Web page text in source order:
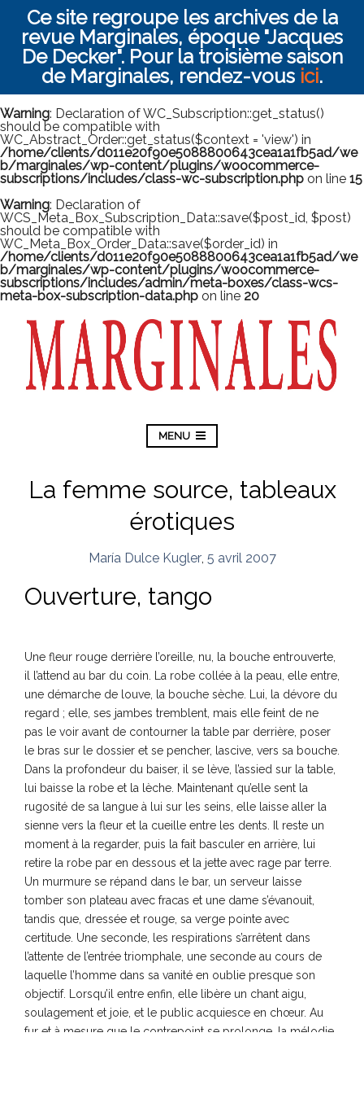
Ce site regroupe les archives de la
revue Marginales, époque "Jacques
De Decker". Pour la troisième saison
de Marginales, rendez-vous ici.
Warning: Declaration of WC_Subscription::get_status()
should be compatible with
WC_Abstract_Order::get_status($context = 'view') in
/home/clients/d011e20f90e5088800643cea1a1fb5ad/we
b/marginales/wp-content/plugins/woocommerce-
subscriptions/includes/class-wc-subscription.php on line 15
Warning: Declaration of
WCS_Meta_Box_Subscription_Data::save($post_id, $post)
should be compatible with
WC_Meta_Box_Order_Data::save($order_id) in
/home/clients/d011e20f90e5088800643cea1a1fb5ad/we
b/marginales/wp-content/plugins/woocommerce-
subscriptions/includes/admin/meta-boxes/class-wcs-
meta-box-subscription-data.php on line 20
MENU
La femme source, tableaux
érotiques
María Dulce Kugler, 5 avril 2007
Ouverture, tango
Une fleur rouge derrière l’oreille, nu, la bouche entrouverte,
il l’attend au bar du coin. La robe collée à la peau, elle entre,
une démarche de louve, la bouche sèche. Lui, la dévore du
regard ; elle, ses jambes tremblent, mais elle feint de ne
pas le voir avant de contourner la table par derrière, poser
le bras sur le dossier et se pencher, lascive, vers sa bouche.
Dans la profondeur du baiser, il se lève, l’assied sur la table,
lui baisse la robe et la lèche. Maintenant qu’elle sent la
rugosité de sa langue à lui sur les seins, elle laisse aller la
sienne vers la fleur et la cueille entre les dents. Il reste un
moment à la regarder, puis la fait basculer en arrière, lui
retire la robe par en dessous et la jette avec rage par terre.
Un murmure se répand dans le bar, un serveur laisse
tomber son plateau avec fracas et une dame s’évanouit,
tandis que, dressée et rouge, sa verge pointe avec
certitude. Une seconde, les respirations s’arrêtent dans
l’attente de l’entrée triomphale, une seconde au cours de
laquelle l’homme dans sa vanité en oublie presque son
objectif. Lorsqu’il entre enfin, elle libère un chant aigu,
soulagement et joie, et le public acquiesce en chœur. Au
fur et à mesure que le contrepoint se prolonge, la mélodie